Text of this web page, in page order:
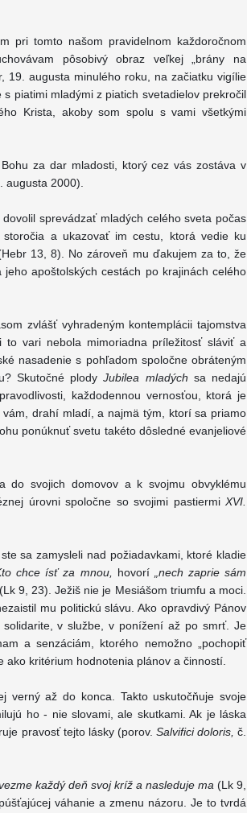
pri tomto našom pravidelnom každoročnom
pôsobivý obraz veľkej „brány na
19. augusta minulého roku, na začiatku vigílie
piatimi mladými z piatich svetadielov prekročil
Krista, akoby som spolu s vami všetkými
za dar mladosti, ktorý cez vás zostáva v
augusta 2000).
sprevádzať mladých celého sveta počas
a ukazovať im cestu, ktorá vedie ku
13, 8). No zároveň mu ďakujem za to, že
apoštolských cestách po krajinách celého
zvlášť vyhradeným kontemplácii tajomstva
vari nebola mimoriadna príležitosť sláviť a
nasadenie s pohľadom spoločne obráteným
Skutočné plodyJubilea mladých sa nedajú
každodennou vernosťou, ktorá je
drahí mladí, a najmä tým, ktorí sa priamo
ponúknuť svetu takéto dôsledné evanjeliové
do svojich domovov a k svojmu obvyklému
úrovni spoločne so svojimi pastiermi XVI.
sa zamysleli nad požiadavkami, ktoré kladie
chce ísť za mnou, hovorí
„nech zaprie sám
(Lk 9, 23). Ježiš nie je Mesiášom triumfu a moci.
mu politickú slávu. Ako opravdivý Pánov
v službe, v ponížení až po smrť. Je
a senzáciám, ktorého nemožno „pochopiť
kritérium hodnotenia plánov a činností.
verný až do konca. Takto uskutočňuje svoje
ho - nie slovami, ale skutkami. Ak je láska
pravosť tejto lásky (porov. Salvifici doloris, č.
každý deň svoj kríž a nasleduje ma (Lk 9,
váhanie a zmenu názoru. Je to tvrdá